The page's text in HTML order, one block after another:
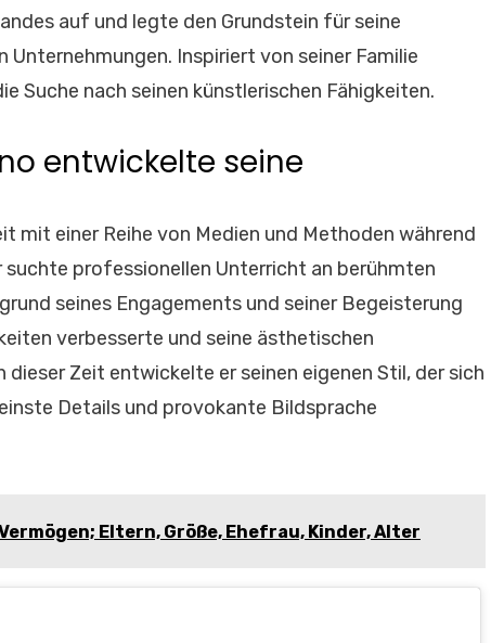
auf und legte den Grundstein für seine
Inspiriert von seiner Familie
Suche nach seinen künstlerischen Fähigkeiten.
entwickelte seine
mit einer Reihe von Medien und Methoden während
suchte professionellen Unterricht an berühmten
seines Engagements und seiner Begeisterung
verbesserte und seine ästhetischen
Zeit entwickelte er seinen eigenen Stil, der sich
Details und provokante Bildsprache
Eltern, Größe, Ehefrau, Kinder, Alter